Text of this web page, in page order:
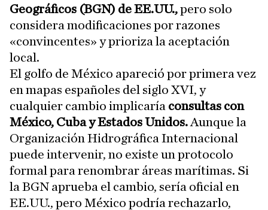
Geográficos (BGN) de EE.UU.,pero solo
considera modificaciones por razones
«convincentes» y prioriza la aceptación
local.
El golfo de México apareció por primera vez
en mapas españoles del siglo XVI, y
cualquier cambio implicaría consultas con
México, Cuba y Estados Unidos. Aunque la
Organización Hidrográfica Internacional
puede intervenir, no existe un protocolo
formal para renombrar áreas marítimas. Si
la BGN aprueba el cambio, sería oficial en
EE.UU., pero México podría rechazarlo,